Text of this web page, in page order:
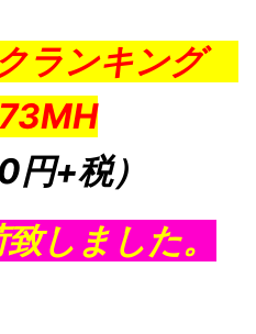
ランキング
円+税）
しました。